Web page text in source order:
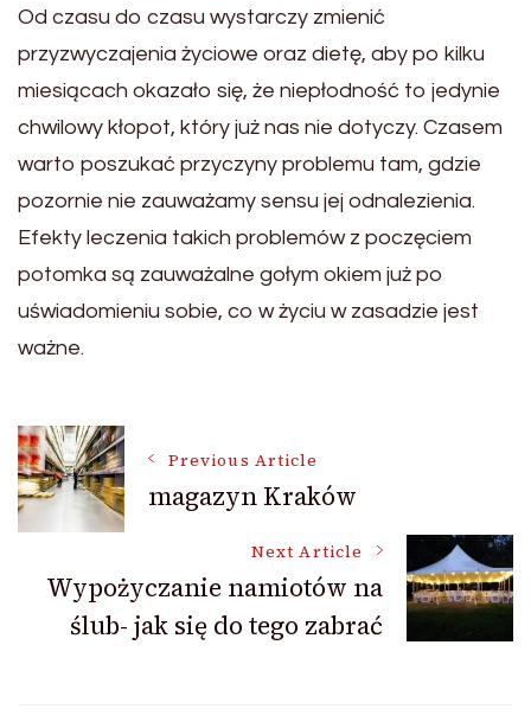
Od czasu do czasu wystarczy zmienić
przyzwyczajenia życiowe oraz dietę, aby po kilku
miesiącach okazało się, że niepłodność to jedynie
chwilowy kłopot, który już nas nie dotyczy. Czasem
warto poszukać przyczyny problemu tam, gdzie
pozornie nie zauważamy sensu jej odnalezienia.
Efekty leczenia takich problemów z poczęciem
potomka są zauważalne gołym okiem już po
uświadomieniu sobie, co w życiu w zasadzie jest
ważne.
Post
Navigation
Previous Article
magazyn Kraków
Next Article
Wypożyczanie namiotów na
ślub- jak się do tego zabrać